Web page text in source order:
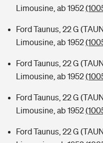
Limousine, ab 1952
Ford Taunus, 22 G
Limousine, ab 1952
Ford Taunus, 22 G
Limousine, ab 1952
Ford Taunus, 22 G
Limousine, ab 1952
Ford Taunus, 22 G